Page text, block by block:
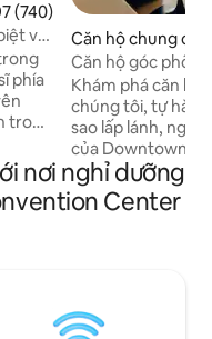
trung bình 4,97/5, 740
(740)
với
hơi
phía
trong
lối
lượng
lọc
Căn hộ chung cư
Trung tâm Austin
Căn hộ góc phố
tâm quận
Khám phá căn hộ
chúng tôi, tự hào
sao lấp lánh,
của Downtown
bình thường, căn
đình chúng tôi
đặc biệt miễn phí
vài bước chân,
nơi nghỉ dưỡng
Center